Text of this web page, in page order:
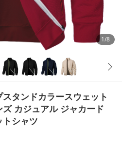
1/8
タンドカラースウェット
カジュアル ジャカード
トシャツ